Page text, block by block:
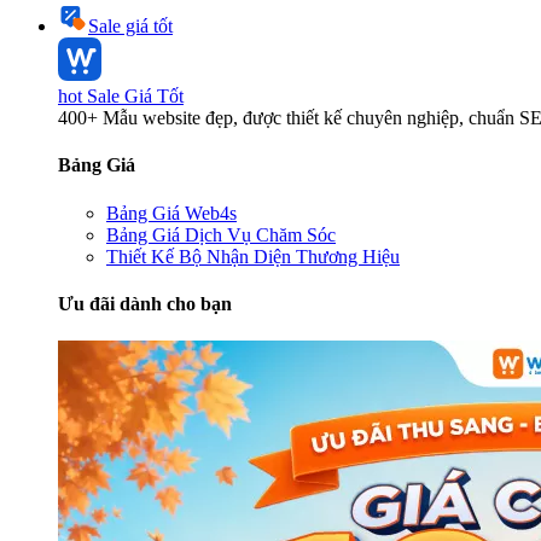
Sale giá tốt
hot Sale Giá Tốt
400+ Mẫu website đẹp, được thiết kế chuyên nghiệp, chuẩn
Bảng Giá
Bảng Giá Web4s
Bảng Giá Dịch Vụ Chăm Sóc
Thiết Kế Bộ Nhận Diện Thương Hiệu
Ưu đãi dành cho bạn